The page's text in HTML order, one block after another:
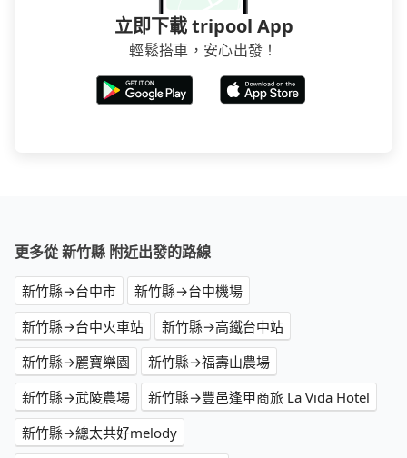
立即下載 tripool App
輕鬆搭車，安心出發！
更多從 新竹縣 附近出發的路線
新竹縣→台中市
新竹縣→台中機場
新竹縣→台中火車站
新竹縣→高鐵台中站
新竹縣→麗寶樂園
新竹縣→福壽山農場
新竹縣→武陵農場
新竹縣→豐邑逢甲商旅 La Vida Hotel
新竹縣→總太共好melody